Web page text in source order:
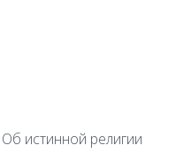
Об истинной религии